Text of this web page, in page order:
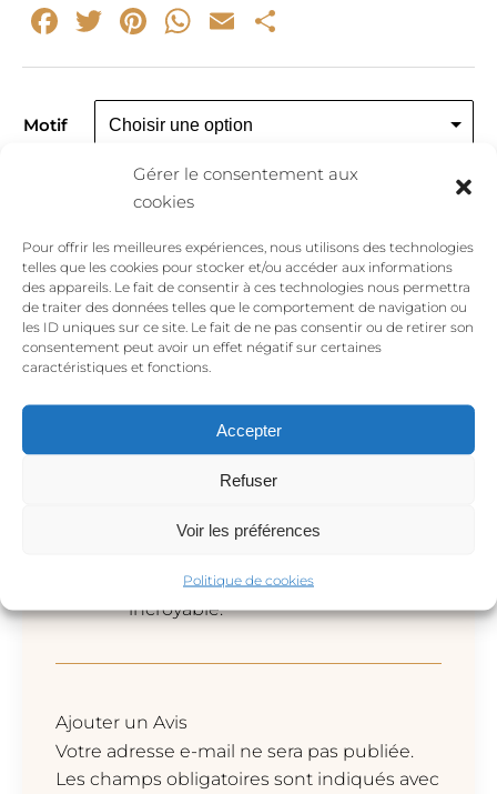
Gérer le consentement aux
cookies
Pour offrir les meilleures expériences, nous utilisons des technologies
telles que les cookies pour stocker et/ou accéder aux informations
des appareils. Le fait de consentir à ces technologies nous permettra
de traiter des données telles que le comportement de navigation ou
les ID uniques sur ce site. Le fait de ne pas consentir ou de retirer son
consentement peut avoir un effet négatif sur certaines
caractéristiques et fonctions.
Accepter
Refuser
Voir les préférences
Politique de cookies
Facebook
Twitter
Pinterest
WhatsApp
Email
Motif
de
Bague
martelée
gravure
personnalisable
Ajouter au panier
Avis
(client confirmé)
J’ai choisi de graver trois initiales,
gravure est superbe et la bague
incroyable.
Ajouter un Avis
Votre adresse e-mail ne sera pas publiée.
Les champs obligatoires sont indiqués avec